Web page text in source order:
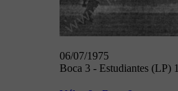
06/07/1975
Boca 3 - Estudiantes (LP) 1